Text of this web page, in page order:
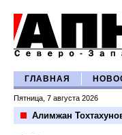
ГЛАВНАЯ
Пятница, 7 августа 2026
Алимжан